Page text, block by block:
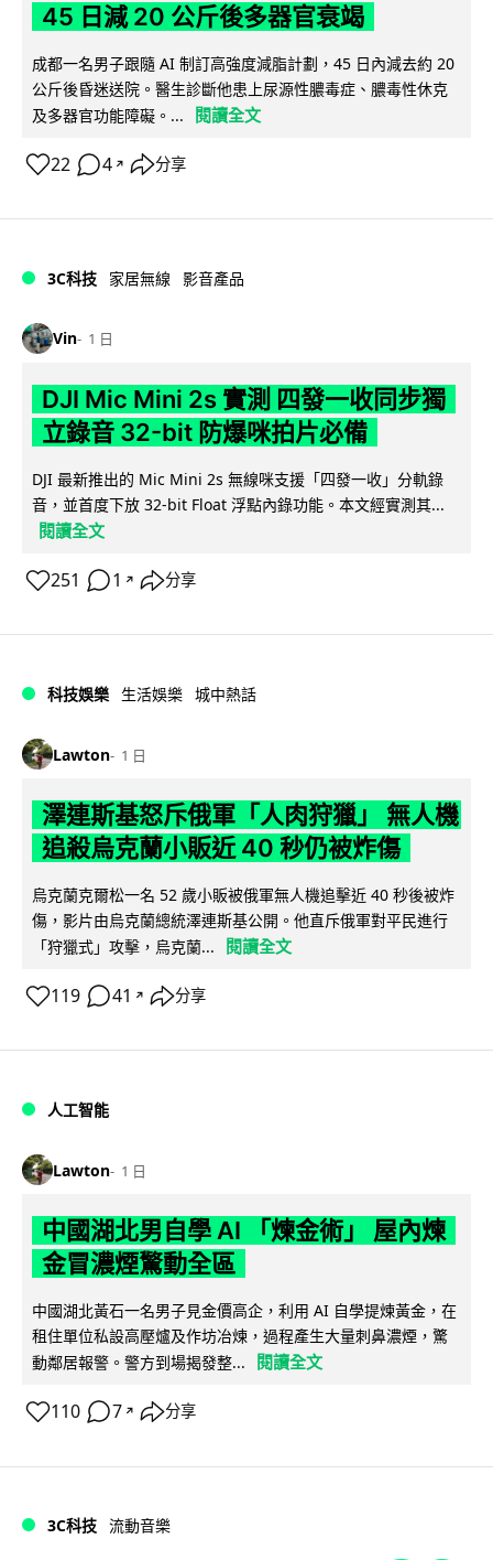
45 日減 20 公斤後多器官衰竭
成都一名男子跟隨 AI 制訂高強度減脂計劃，45 日內減去約 20
公斤後昏迷送院。醫生診斷他患上尿源性膿毒症、膿毒性休克
及多器官功能障礙。...
閱讀全文
22 4 ↗ 分享
3C科技 家居無線 影音產品
Vin 1 日
DJI Mic Mini 2s 實測 四發一收同步獨
立錄音 32-bit 防爆咪拍片必備
DJI 最新推出的 Mic Mini 2s 無線咪支援「四發一收」分軌錄
音，並首度下放 32-bit Float 浮點內錄功能。本文經實測其...
閱讀全文
251 1 ↗ 分享
科技娛樂 生活娛樂 城中熱話
Lawton 1 日
澤連斯基怒斥俄軍「人肉狩獵」 無人機
追殺烏克蘭小販近 40 秒仍被炸傷
烏克蘭克爾松一名 52 歲小販被俄軍無人機追擊近 40 秒後被炸
傷，影片由烏克蘭總統澤連斯基公開。他直斥俄軍對平民進行
「狩獵式」攻擊，烏克蘭...
閱讀全文
119 41 ↗ 分享
人工智能
Lawton 1 日
中國湖北男自學 AI 「煉金術」 屋內煉
金冒濃煙驚動全區
中國湖北黃石一名男子見金價高企，利用 AI 自學提煉黃金，在
租住單位私設高壓爐及作坊冶煉，過程產生大量刺鼻濃煙，驚
動鄰居報警。警方到場揭發整...
閱讀全文
110 7 ↗ 分享
3C科技 流動音樂